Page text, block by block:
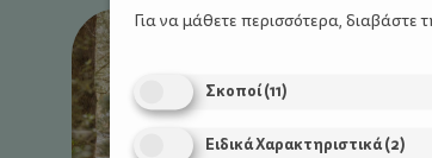
Για να μάθετε περισσότερα, διαβάστε
Σκοποί(11)
Ειδικά Χαρακτηριστικά(2)